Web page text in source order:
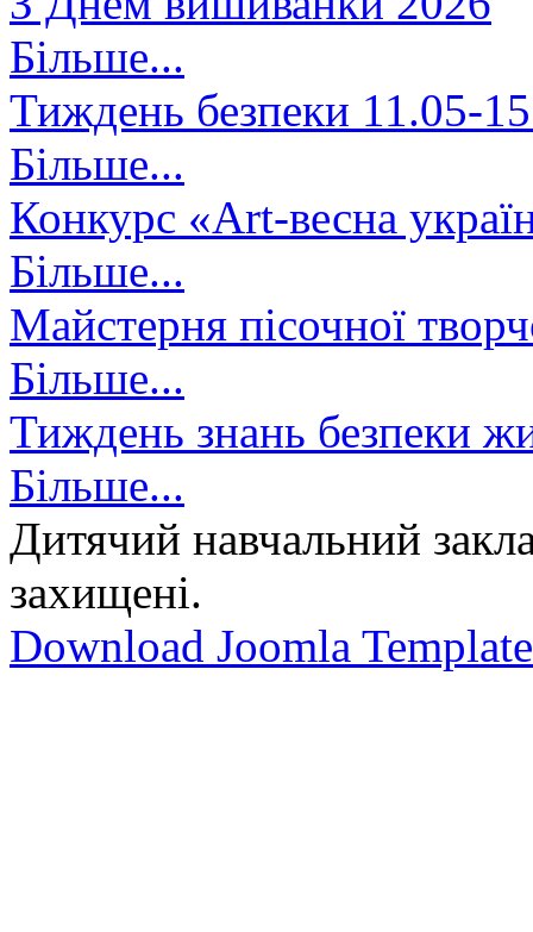
Більше...
Тиждень безпеки 11.05-
Більше...
Конкурс «Art-весна
Більше...
Майстерня пісочної
Більше...
Тиждень знань безпеки
Більше...
Дитячий навчальний
захищені.
Download Joomla